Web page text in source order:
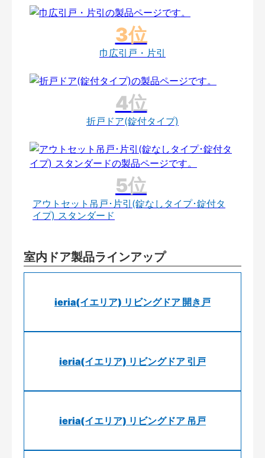
巾広引戸・片引
折戸ドア(錠付タイプ)
アウトセット吊戸･片引(錠なしタイプ･錠付タ
イプ) スタンダード
室内ドア製品ラインアップ
ieria(イエリア) リビングドア 開き戸
ieria(イエリア) リビングドア 引戸
ieria(イエリア) リビングドア 吊戸